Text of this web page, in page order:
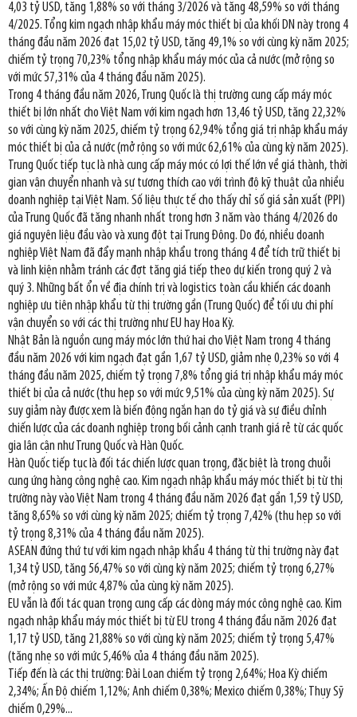
4,03 tỷ USD, tăng 1,88% so với tháng 3/2026 và tăng 48,59% so với tháng
4/2025. Tổng kim ngạch nhập khẩu máy móc thiết bị của khối DN này trong 4
tháng đầu năm 2026 đạt 15,02 tỷ USD, tăng 49,1% so với cùng kỳ năm 2025;
chiếm tỷ trọng 70,23% tổng nhập khẩu máy móc của cả nước (mở rộng so
với mức 57,31% của 4 tháng đầu năm 2025).
Trong 4 tháng đầu năm 2026, Trung Quốc là thị trường cung cấp máy móc
thiết bị lớn nhất cho Việt Nam với kim ngạch hơn 13,46 tỷ USD, tăng 22,32%
so với cùng kỳ năm 2025, chiếm tỷ trọng 62,94% tổng giá trị nhập khẩu máy
móc thiết bị của cả nước (mở rộng so với mức 62,61% của cùng kỳ năm 2025).
Trung Quốc tiếp tục là nhà cung cấp máy móc có lợi thế lớn về giá thành, thời
gian vận chuyển nhanh và sự tương thích cao với trình độ kỹ thuật của nhiều
doanh nghiệp tại Việt Nam. Số liệu thực tế cho thấy chỉ số giá sản xuất (PPI)
của Trung Quốc đã tăng nhanh nhất trong hơn 3 năm vào tháng 4/2026 do
giá nguyên liệu đầu vào và xung đột tại Trung Đông. Do đó, nhiều doanh
nghiệp Việt Nam đã đẩy mạnh nhập khẩu trong tháng 4 để tích trữ thiết bị
và linh kiện nhằm tránh các đợt tăng giá tiếp theo dự kiến trong quý 2 và
quý 3. Những bất ổn về địa chính trị và logistics toàn cầu khiến các doanh
nghiệp ưu tiên nhập khẩu từ thị trường gần (Trung Quốc) để tối ưu chi phí
vận chuyển so với các thị trường như EU hay Hoa Kỳ.
Nhật Bản là nguồn cung máy móc lớn thứ hai cho Việt Nam trong 4 tháng
đầu năm 2026 với kim ngạch đạt gần 1,67 tỷ USD, giảm nhẹ 0,23% so với 4
tháng đầu năm 2025, chiếm tỷ trọng 7,8% tổng giá trị nhập khẩu máy móc
thiết bị của cả nước (thu hẹp so với mức 9,51% của cùng kỳ năm 2025). Sự
suy giảm này được xem là biến động ngắn hạn do tỷ giá và sự điều chỉnh
chiến lược của các doanh nghiệp trong bối cảnh cạnh tranh giá rẻ từ các quốc
gia lân cận như Trung Quốc và Hàn Quốc.
Hàn Quốc tiếp tục là đối tác chiến lược quan trọng, đặc biệt là trong chuỗi
cung ứng hàng công nghệ cao. Kim ngạch nhập khẩu máy móc thiết bị từ thị
trường này vào Việt Nam trong 4 tháng đầu năm 2026 đạt gần 1,59 tỷ USD,
tăng 8,65% so với cùng kỳ năm 2025; chiếm tỷ trọng 7,42% (thu hẹp so với
tỷ trọng 8,31% của 4 tháng đầu năm 2025).
ASEAN đứng thứ tư với kim ngạch nhập khẩu 4 tháng từ thị trường này đạt
1,34 tỷ USD, tăng 56,47% so với cùng kỳ năm 2025; chiếm tỷ trọng 6,27%
(mở rộng so với mức 4,87% của cùng kỳ năm 2025).
EU vẫn là đối tác quan trọng cung cấp các dòng máy móc công nghệ cao. Kim
ngạch nhập khẩu máy móc thiết bị từ EU trong 4 tháng đầu năm 2026 đạt
1,17 tỷ USD, tăng 21,88% so với cùng kỳ năm 2025; chiếm tỷ trọng 5,47%
(tăng nhẹ so với mức 5,46% của 4 tháng đầu năm 2025).
Tiếp đến là các thị trường: Đài Loan chiếm tỷ trọng 2,64%; Hoa Kỳ chiếm
2,34%; Ấn Độ chiếm 1,12%; Anh chiếm 0,38%; Mexico chiếm 0,38%; Thụy Sỹ
chiếm 0,29%...